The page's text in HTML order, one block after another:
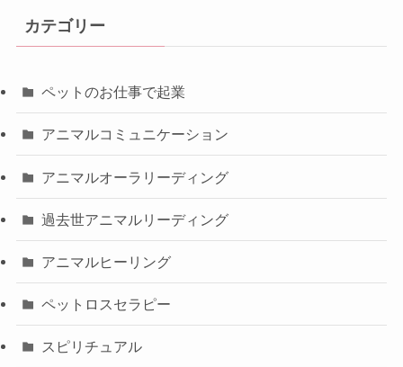
カテゴリー
ペットのお仕事で起業
アニマルコミュニケーション
アニマルオーラリーディング
過去世アニマルリーディング
アニマルヒーリング
ペットロスセラピー
スピリチュアル